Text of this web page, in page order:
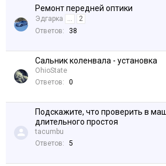
Ремонт передней оптики
Эдгарка ...
2
Ответов:
38
Сальник коленвала - установка
OhioState
Ответов:
0
Подскажите, что проверить в
длительного простоя
tacumbu
Ответов:
5